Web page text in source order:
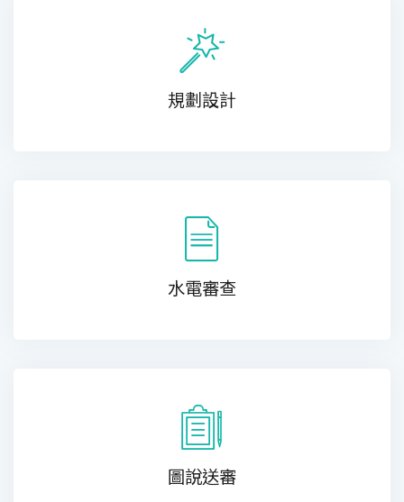
規劃設計
水電審查
圖說送審